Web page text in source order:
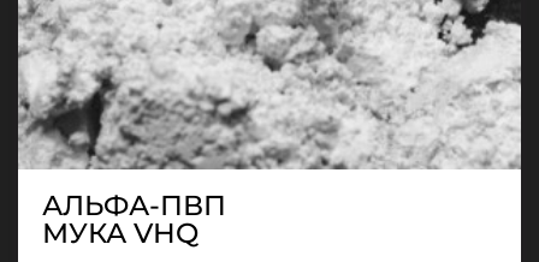
АЛЬФА-ПВП
МУКА VHQ